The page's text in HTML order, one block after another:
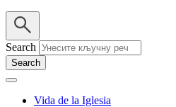
Search
Vida de la Iglesia